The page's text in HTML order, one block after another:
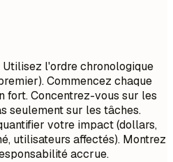
l'ordre chronologique
Commencez chaque
fort. Concentrez-vous sur les
seulement sur les tâches.
votre impact (dollars,
utilisateurs affectés). Montrez
accrue.